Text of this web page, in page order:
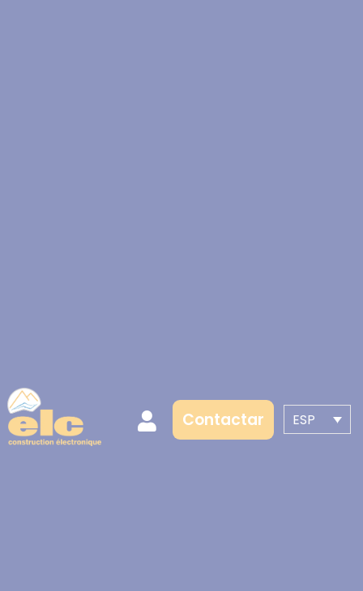
Contactar ESP